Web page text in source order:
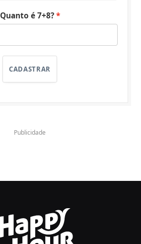
Quanto é 7+8?
CADASTRAR
Publicidade